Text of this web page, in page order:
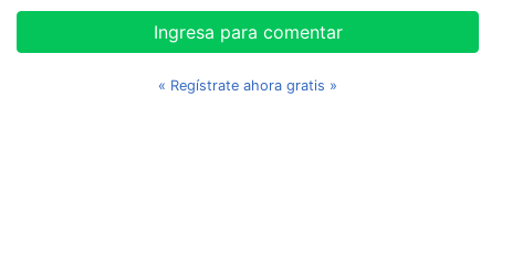
Ingresa para comentar
« Regístrate ahora gratis »